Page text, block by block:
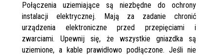
Połączenia uziemiające są niezbędne do ochrony
instalacji elektrycznej. Mają za zadanie chronić
urządzenia elektroniczne przed przepięciami i
zwarciami. Upewnij się, że wszystkie gniazdka są
uziemione, a kable prawidłowo podłączone. Jeśli nie